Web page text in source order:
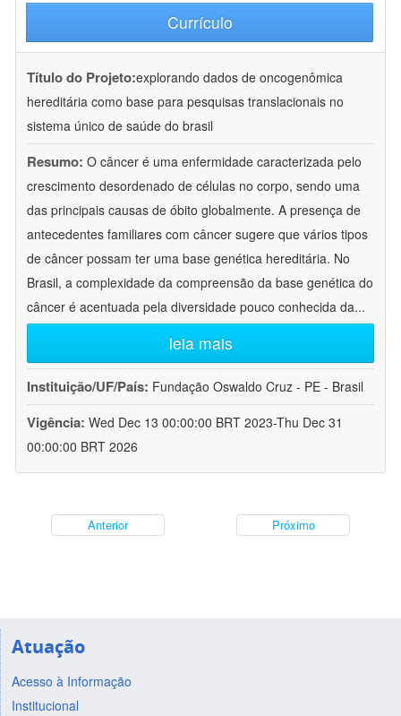
Currículo
Título do Projeto:explorando dados de oncogenômica
hereditária como base para pesquisas translacionais no
sistema único de saúde do brasil
Resumo: O câncer é uma enfermidade caracterizada pelo
crescimento desordenado de células no corpo, sendo uma
das principais causas de óbito globalmente. A presença de
antecedentes familiares com câncer sugere que vários tipos
de câncer possam ter uma base genética hereditária. No
Brasil, a complexidade da compreensão da base genética do
câncer é acentuada pela diversidade pouco conhecida da...
leia mais
Instituição/UF/País: Fundação Oswaldo Cruz - PE - Brasil
Vigência: Wed Dec 13 00:00:00 BRT 2023-Thu Dec 31
00:00:00 BRT 2026
Anterior Próximo
Atuação
Acesso à Informação
Institucional